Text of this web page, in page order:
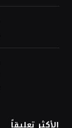
الأكثر تعليقاً